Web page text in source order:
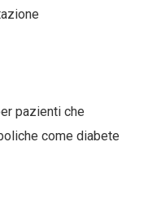
pazienti che
come diabete